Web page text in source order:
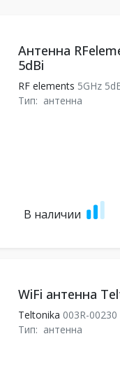
Антенна
5dBi
RF elements 5GHz
Тип: антенна
В наличии
WiFi антенна
Teltonika 003R-00230
Тип: антенна